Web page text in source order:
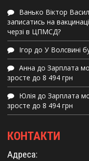
Ванько Віктор
записатись на
черзі в ЦПМСД?
Ігор до У Волсвині
Анна до Зарплата
зросте до 8 494 грн
Юлія до Зарплата
зросте до 8 494 грн
КОНТАКТИ
Адреса: